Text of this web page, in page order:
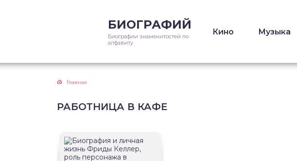
БИОГРАФИЙ
Биографии знаменитостей по
алфавиту
Кино Музыка
Главная
РАБОТНИЦА В КАФЕ